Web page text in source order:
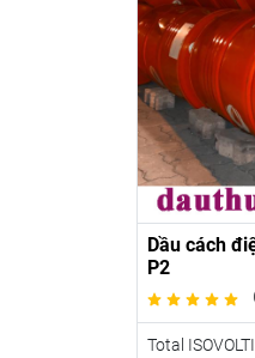
Dầu cách
P2
Total